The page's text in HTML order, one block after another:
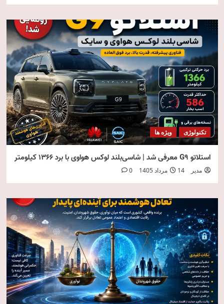
تکنولوژی ویژه ها
استلاتو G9 معرفی شد | شاسی‌بلند لوکس هواوی با برد ۱۳۶۶ کیلومتر
مدیر 14 مرداد 1405 0